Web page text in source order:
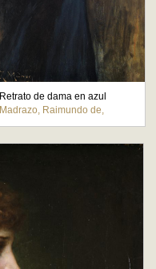
Retrato de dama en azul
Madrazo, Raimundo de,